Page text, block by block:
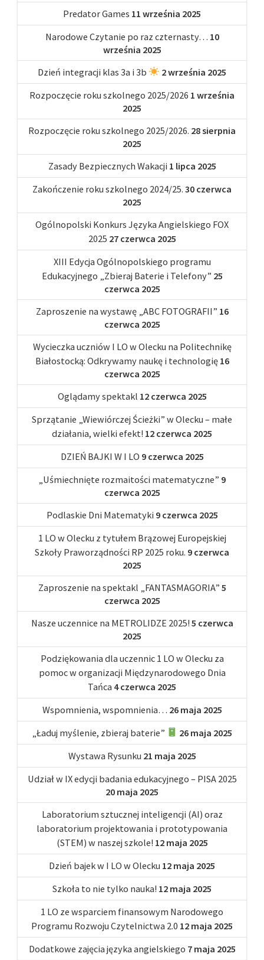
Predator Games 11 września 2025
Narodowe Czytanie po raz czternasty… 10
września 2025
Dzień integracji klas 3a i 3b
2 września 2025
Rozpoczęcie roku szkolnego 2025/2026 1 września
2025
Rozpoczęcie roku szkolnego 2025/2026. 28 sierpnia
2025
Zasady Bezpiecznych Wakacji 1 lipca 2025
Zakończenie roku szkolnego 2024/25. 30 czerwca
2025
Ogólnopolski Konkurs Języka Angielskiego FOX
2025 27 czerwca 2025
XIII Edycja Ogólnopolskiego programu
Edukacyjnego „Zbieraj Baterie i Telefony” 25
czerwca 2025
Zaproszenie na wystawę „ABC FOTOGRAFII” 16
czerwca 2025
Wycieczka uczniów I LO w Olecku na Politechnikę
Białostocką: Odkrywamy naukę i technologię 16
czerwca 2025
Oglądamy spektakl 12 czerwca 2025
Sprzątanie „Wiewiórczej Ścieżki” w Olecku – małe
działania, wielki efekt! 12 czerwca 2025
DZIEŃ BAJKI W I LO 9 czerwca 2025
„Uśmiechnięte rozmaitości matematyczne” 9
czerwca 2025
Podlaskie Dni Matematyki 9 czerwca 2025
1 LO w Olecku z tytułem Brązowej Europejskiej
Szkoły Praworządności RP 2025 roku. 9 czerwca
2025
Zaproszenie na spektakl „FANTASMAGORIA” 5
czerwca 2025
Nasze uczennice na METROLIDZE 2025! 5 czerwca
2025
Podziękowania dla uczennic 1 LO w Olecku za
pomoc w organizacji Międzynarodowego Dnia
Tańca 4 czerwca 2025
Wspomnienia, wspomnienia… 26 maja 2025
„Ładuj myślenie, zbieraj baterie”
26 maja 2025
Wystawa Rysunku 21 maja 2025
Udział w IX edycji badania edukacyjnego – PISA 2025
20 maja 2025
Laboratorium sztucznej inteligencji (AI) oraz
laboratorium projektowania i prototypowania
(STEM) w naszej szkole! 12 maja 2025
Dzień bajek w I LO w Olecku 12 maja 2025
Szkoła to nie tylko nauka! 12 maja 2025
1 LO ze wsparciem finansowym Narodowego
Programu Rozwoju Czytelnictwa 2.0 12 maja 2025
Dodatkowe zajęcia języka angielskiego 7 maja 2025